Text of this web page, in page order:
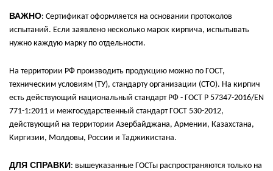
ВАЖНО: Сертификат оформляется на основании протоколов
испытаний. Если заявлено несколько марок кирпича, испытывать
нужно каждую марку по отдельности.
На территории РФ производить продукцию можно по ГОСТ,
техническим условиям (ТУ), стандарту организации (СТО). На кирпич
есть действующий национальный стандарт РФ - ГОСТ Р 57347-2016/EN
771-1:2011 и межгосударственный стандарт ГОСТ 530-2012,
действующий на территории Азербайджана, Армении, Казахстана,
Киргизии, Молдовы, России и Таджикистана.
ДЛЯ СПРАВКИ: вышеуказанные ГОСТы распространяются только на